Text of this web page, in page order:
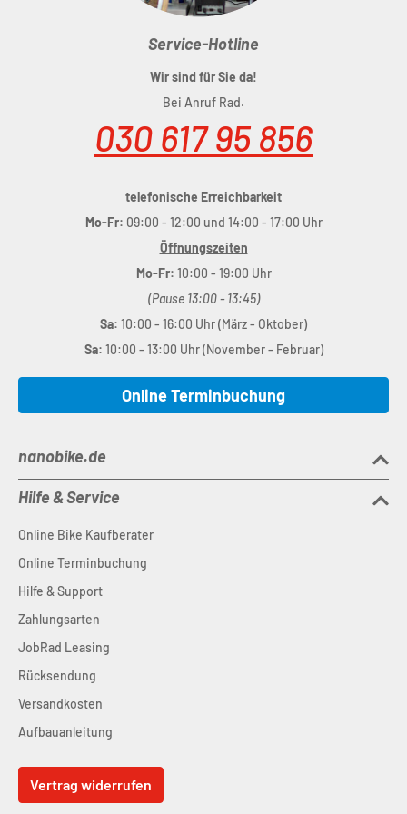
: Aluminium Lite 6061
: Aluminium Lite 6061
: CUBE Aluminium Lite
: CUBE KIDS 450mm, Ø16mm
: Natural Fit Kids 16.0
: Alloy V-Brake
: ACID Numove 25T, 84mm, narrow Q-factor
: Thun Shorty-ML Sl, Square, 68mm BB Width
: KMC HV500
Kettenschutz
Laufradsatz: ACID Pro C2000, 16/16 Spokes, Singlespeed
Reifen: Schwalbe Smart Sam, 14 x 1.5
Sattel
: CUBE Kid incl. Seatpost
Max. Fahrergewicht: 20 kg
Service-Hotline
Wir sind für Sie da!
Bei Anruf Rad.
030 617 95 856
telefonische Erreichbarkeit
Mo-Fr: 09:00 - 12:00 und 14:00 - 17:00 Uhr
Öffnungszeiten
Mo-Fr: 10:00 - 19:00 Uhr
(Pause 13:00 - 13:45)
Sa: 10:00 - 16:00 Uhr (März - Oktober)
Sa: 10:00 - 13:00 Uhr (November - Februar)
Online Terminbuchung
nanobike.de
Hilfe & Service
Online Bike Kaufberater
Online Terminbuchung
Hilfe & Support
Zahlungsarten
JobRad Leasing
Rücksendung
Versandkosten
Aufbauanleitung
Vertrag widerrufen